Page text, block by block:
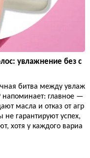
увлажнение без с
битва между увлаж
главное —
масла и отказ от агр
не гарантируют успех,
хотя у каждого вариа